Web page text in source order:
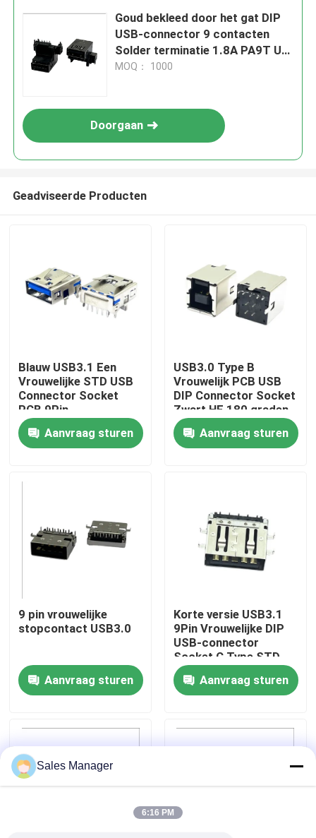
Huis
Ongeveer ons
Fabrieksreis
Kwaliteitscontrole
Verzoek om een Citaat
USB-aansluiting
Goud bekleed door het gat DIP
USB-connector 9 contacten
Solder terminatie 1.8A PA9T UL
94 V-0
MOQ： 1000
Doorgaan
Geadviseerde Producten
Blauw USB3.1 Een
Vrouwelijke STD USB
Connector Socket
PCB 9Pin
Aanvraag sturen
USB3.0 Type B
Vrouwelijk PCB USB
DIP Connector Socket
Zwart HF 180 graden
T-vorm
Aanvraag sturen
9 pin vrouwelijke
stopcontact USB3.0
Aanvraag sturen
Korte versie USB3.1
9Pin Vrouwelijke DIP
USB-connector
Socket C Type STD
Aanvraag sturen
Sales Manager
6:16 PM